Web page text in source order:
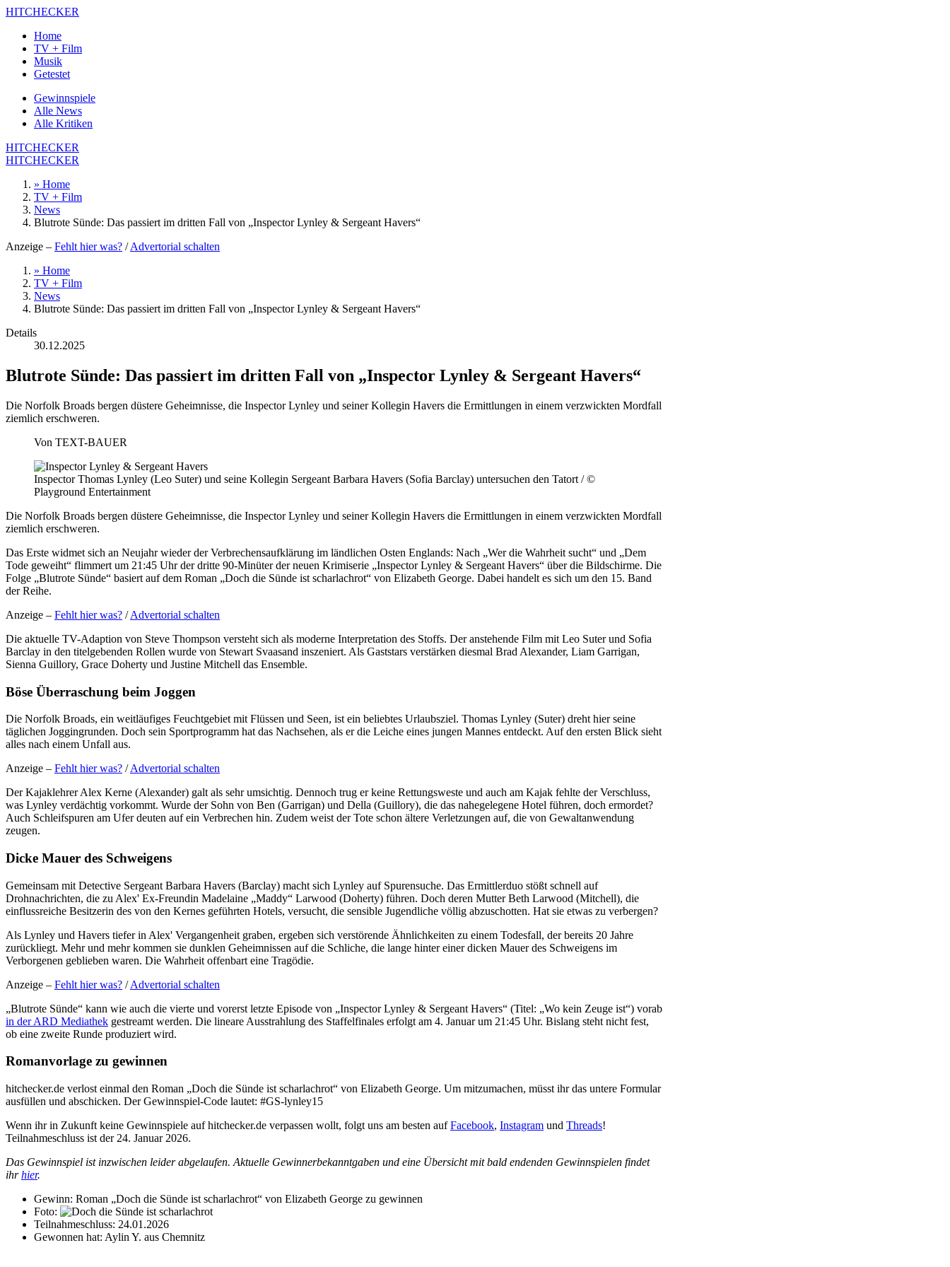
HITCHECKER
Home
TV + Film
Musik
Getestet
Gewinnspiele
Alle News
Alle Kritiken
HITCHECKER
HITCHECKER
» Home
TV + Film
News
Blutrote Sünde: Das passiert im dritten Fall von „Inspector Lynley & Sergeant Havers“
Anzeige – Fehlt hier was? /Advertorial schalten
» Home
TV + Film
News
Blutrote Sünde: Das passiert im dritten Fall von „Inspector Lynley & Sergeant Havers“
Details
30.12.2025
Blutrote Sünde: Das passiert im dritten Fall von „Inspector Lynley & Sergeant Havers“
Die Norfolk Broads bergen düstere Geheimnisse, die Inspector Lynley und seiner Kollegin Havers die Ermittlungen in einem verzwickten Mordfall
ziemlich erschweren.
Von TEXT-BAUER
Inspector Thomas Lynley (Leo Suter) und seine Kollegin Sergeant Barbara Havers (Sofia Barclay) untersuchen den Tatort / ©
Playground Entertainment
Die Norfolk Broads bergen düstere Geheimnisse, die Inspector Lynley und seiner Kollegin Havers die Ermittlungen in einem verzwickten Mordfall
ziemlich erschweren.
Das Erste widmet sich an Neujahr wieder der Verbrechensaufklärung im ländlichen Osten Englands: Nach „Wer die Wahrheit sucht“ und „Dem
Tode geweiht“ flimmert um 21:45 Uhr der dritte 90-Minüter der neuen Krimiserie „Inspector Lynley & Sergeant Havers“ über die Bildschirme. Die
Folge „Blutrote Sünde“ basiert auf dem Roman „Doch die Sünde ist scharlachrot“ von Elizabeth George. Dabei handelt es sich um den 15. Band
der Reihe.
Anzeige – Fehlt hier was? /Advertorial schalten
Die aktuelle TV-Adaption von Steve Thompson versteht sich als moderne Interpretation des Stoffs. Der anstehende Film mit Leo Suter und Sofia
Barclay in den titelgebenden Rollen wurde von Stewart Svaasand inszeniert. Als Gaststars verstärken diesmal Brad Alexander, Liam Garrigan,
Sienna Guillory, Grace Doherty und Justine Mitchell das Ensemble.
Böse Überraschung beim Joggen
Die Norfolk Broads, ein weitläufiges Feuchtgebiet mit Flüssen und Seen, ist ein beliebtes Urlaubsziel. Thomas Lynley (Suter) dreht hier seine
täglichen Joggingrunden. Doch sein Sportprogramm hat das Nachsehen, als er die Leiche eines jungen Mannes entdeckt. Auf den ersten Blick sieht
alles nach einem Unfall aus.
Anzeige – Fehlt hier was? /Advertorial schalten
Der Kajaklehrer Alex Kerne (Alexander) galt als sehr umsichtig. Dennoch trug er keine Rettungsweste und auch am Kajak fehlte der Verschluss,
was Lynley verdächtig vorkommt. Wurde der Sohn von Ben (Garrigan) und Della (Guillory), die das nahegelegene Hotel führen, doch ermordet?
Auch Schleifspuren am Ufer deuten auf ein Verbrechen hin. Zudem weist der Tote schon ältere Verletzungen auf, die von Gewaltanwendung
zeugen.
Dicke Mauer des Schweigens
Gemeinsam mit Detective Sergeant Barbara Havers (Barclay) macht sich Lynley auf Spurensuche. Das Ermittlerduo stößt schnell auf
Drohnachrichten, die zu Alex' Ex-Freundin Madelaine „Maddy“ Larwood (Doherty) führen. Doch deren Mutter Beth Larwood (Mitchell), die
einflussreiche Besitzerin des von den Kernes geführten Hotels, versucht, die sensible Jugendliche völlig abzuschotten. Hat sie etwas zu verbergen?
Als Lynley und Havers tiefer in Alex' Vergangenheit graben, ergeben sich verstörende Ähnlichkeiten zu einem Todesfall, der bereits 20 Jahre
zurückliegt. Mehr und mehr kommen sie dunklen Geheimnissen auf die Schliche, die lange hinter einer dicken Mauer des Schweigens im
Verborgenen geblieben waren. Die Wahrheit offenbart eine Tragödie.
Anzeige – Fehlt hier was? /Advertorial schalten
„Blutrote Sünde“ kann wie auch die vierte und vorerst letzte Episode von „Inspector Lynley & Sergeant Havers“ (Titel: „Wo kein Zeuge ist“) vorab
in der ARD Mediathek gestreamt werden. Die lineare Ausstrahlung des Staffelfinales erfolgt am 4. Januar um 21:45 Uhr. Bislang steht nicht fest,
ob eine zweite Runde produziert wird.
Romanvorlage zu gewinnen
hitchecker.de verlost einmal den Roman „Doch die Sünde ist scharlachrot“ von Elizabeth George. Um mitzumachen, müsst ihr das untere Formular
ausfüllen und abschicken. Der Gewinnspiel-Code lautet: #GS-lynley15
Wenn ihr in Zukunft keine Gewinnspiele auf hitchecker.de verpassen wollt, folgt uns am besten aufFacebook, Instagram und Threads!
Teilnahmeschluss ist der 24. Januar 2026.
Das Gewinnspiel ist inzwischen leider abgelaufen. Aktuelle Gewinnerbekanntgaben und eine Übersicht mit bald endenden Gewinnspielen findet
ihrhier.
Gewinn: Roman „Doch die Sünde ist scharlachrot“ von Elizabeth George zu gewinnen
Foto:
Teilnahmeschluss: 24.01.2026
Gewonnen hat: Aylin Y. aus Chemnitz